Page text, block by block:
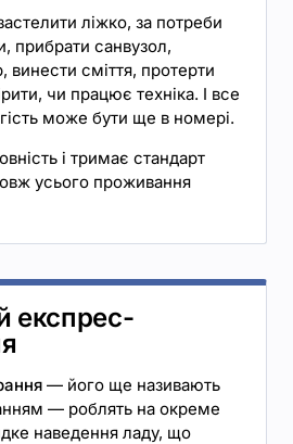
ліжко, за потреби
прибрати санвузол,
винести сміття, протерти
чи працює техніка. І все
може бути ще в номері.
і тримає стандарт
усього проживання
експрес-
— його ще називають
— роблять на окреме
наведення ладу, що